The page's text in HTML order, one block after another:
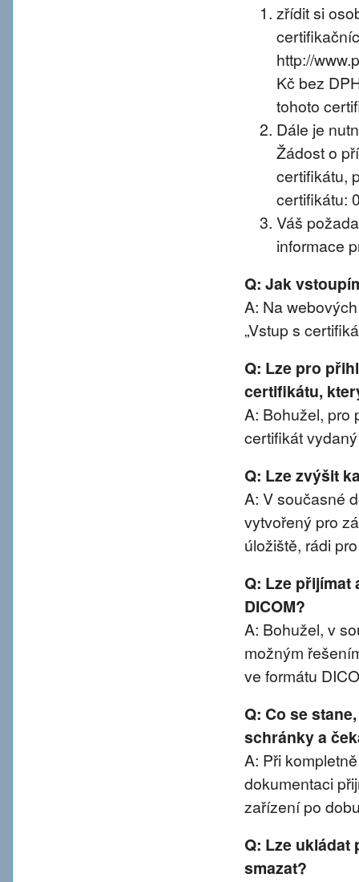
zřídit si
http://
Kč bez
tohoto
Dále je
Žádost o
certifikátu,
certifikátu:
Váš
informace
Q: Jak
A: Na
„Vstup s
Q: Lze pro
certifikátu,
A: Bohužel, pro
certifikát
Q: Lze zvýšit
A: V současné
vytvořený pro
úložiště, rádi
Q: Lze přijímat
DICOM?
A: Bohužel, v
možným
ve formátu
Q: Co se
schránky a
A: Při
dokumentaci
zařízení po
Q: Lze
smazat?